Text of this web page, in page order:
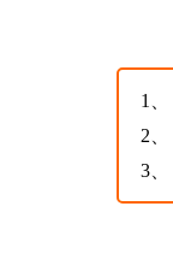
1、
2、
3、